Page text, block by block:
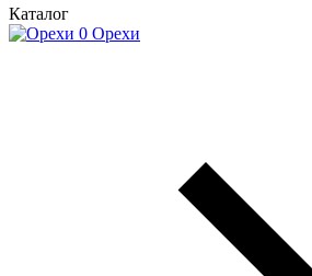
Каталог
Орехи